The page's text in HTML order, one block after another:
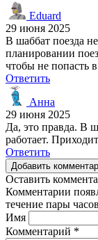
Eduard
29 июня 2025
В шаббат поезда
планировании
чтобы не попасть
Ответить
Анна
29 июня 2025
Да, это правда. В
работает.
Ответить
Добавить
Оставить
Комментарии
течение пары
Имя
Комментарий *